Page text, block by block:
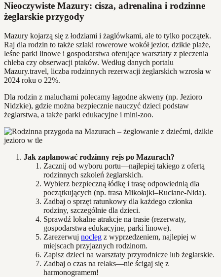
Nieoczywiste Mazury: cisza, adrenalina i rodzinne
żeglarskie przygody
Mazury kojarzą się z łodziami i żaglówkami, ale to tylko początek.
Raj dla rodzin to także szlaki rowerowe wokół jezior, dzikie plaże,
leśne parki linowe i gospodarstwa oferujące warsztaty z pieczenia
chleba czy obserwacji ptaków. Według danych portalu
Mazury.travel, liczba rodzinnych rezerwacji żeglarskich wzrosła w
2024 roku o 22%.
Dla rodzin z maluchami polecamy łagodne akweny (np. Jezioro
Nidzkie), gdzie można bezpiecznie nauczyć dzieci podstaw
żeglarstwa, a także parki edukacyjne i mini-zoo.
Jak zaplanować rodzinny rejs po Mazurach?
Zacznij od wyboru portu—najlepiej takiego z ofertą
rodzinnych szkoleń żeglarskich.
Wybierz bezpieczną łódkę i trasę odpowiednią dla
początkujących (np. trasa Mikołajki–Ruciane-Nida).
Zadbaj o sprzęt ratunkowy dla każdego członka
rodziny, szczególnie dla dzieci.
Sprawdź lokalne atrakcje na trasie (rezerwaty,
gospodarstwa edukacyjne, parki linowe).
Zarezerwuj nocleg z wyprzedzeniem, najlepiej w
miejscach przyjaznych rodzinom.
Zapisz dzieci na warsztaty przyrodnicze lub żeglarskie.
Zadbaj o czas na relaks—nie ścigaj się z
harmonogramem!